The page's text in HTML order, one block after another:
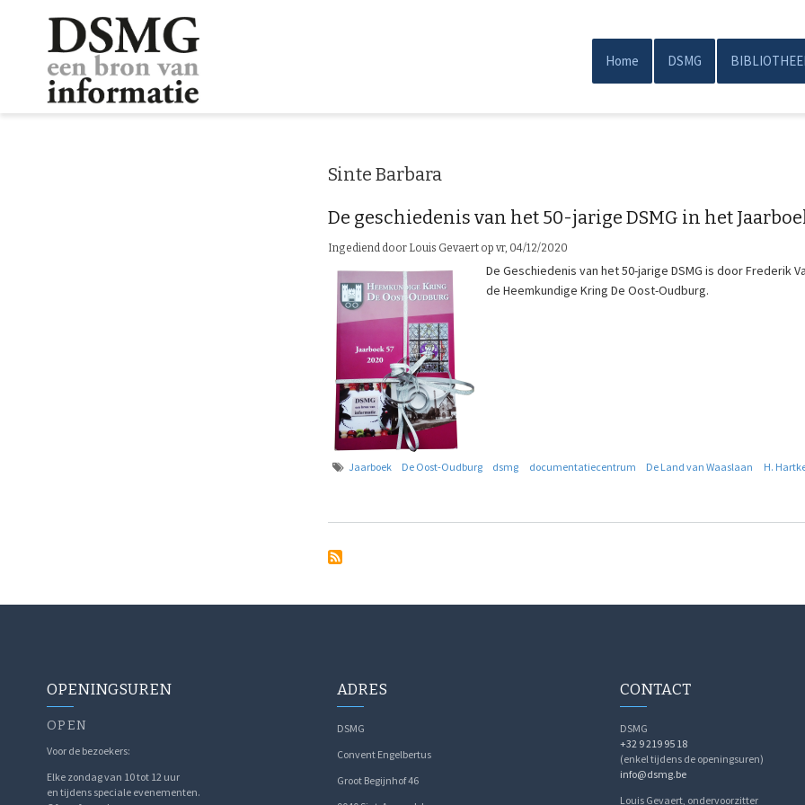
de
inhoud
Main
Home DSMG
Sinte Barbara
De geschiedenis van het 50-jarige DSMG in het
Ingediend door Louis Gevaertop vr, 04/12/2020
De Geschiedenis van het 50-jarige DSMG is door Frederik
de Heemkundige Kring De Oost-Oudburg.
Jaarboek De Oost-Oudburg dsmg documentatiecentrum De Land van Waaslaan H.
OPENINGSUREN
OPEN
Voor de bezoekers:
Elke zondag van 10 tot 12 uur
en tijdens speciale evenementen.
ADRES
DSMG
Convent Engelbertus
Groot Begijnhof 46
CONTACT
DSMG
+32 9 219 95 18
(enkel tijdens de openingsuren)
info@dsmg.be
Louis Gevaert, ondervoorzitter